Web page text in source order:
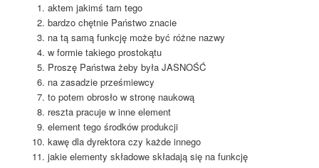
aktem jakimś tam tego
bardzo chętnie Państwo znacie
na tą samą funkcję może być różne nazwy
w formie takiego prostokątu
Proszę Państwa żeby była JASNOŚĆ
na zasadzie prześmiewcy
to potem obrosło w stronę naukową
reszta pracuje w inne element
element tego środków produkcji
kawę dla dyrektora czy każde innego
jakie elementy składowe składają się na funkcję